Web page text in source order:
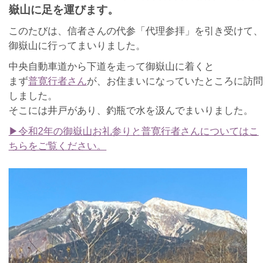
嶽山に足を運びます。
このたびは、信者さんの代参「代理参拝」を引き受けて、
御嶽山に行ってまいりました。
中央自動車道から下道を走って御嶽山に着くと
まず普寛行者さんが、お住まいになっていたところに訪問
しました。
そこには井戸があり、釣瓶で水を汲んでまいりました。
▶令和2年の御嶽山お礼参りと普寛行者さんについてはこ
ちらをご覧ください。